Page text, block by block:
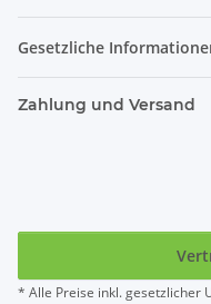
Gesetzliche
Zahlung und Versand
* Alle Preise inkl. gesetzlicher